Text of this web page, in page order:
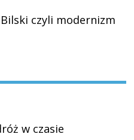
Bilski czyli modernizm
w czasie